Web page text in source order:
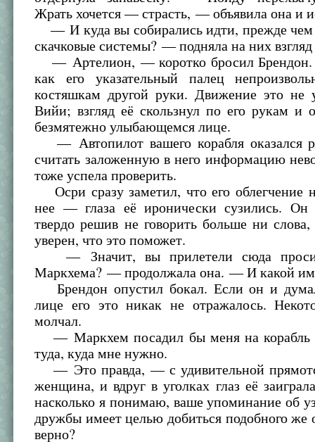
Жрать хочется — страсть, — объявила она и
— И куда вы собирались идти, прежде чем
скачковые системы? — подняла на них
— Артелион, — коротко бросил Брендон.
как его указательный палец
костяшкам другой руки. Движение это не
Вийи; взгляд её скользнул по его рукам и
безмятежно улыбающемся лице.
— Автопилот вашего корабля оказался
считать заложенную в него информацию
тоже успела проверить.
Осри сразу заметил, что его облегчение
нее — глаза её иронически сузились. Он
твердо решив не говорить больше ни
уверен, что это поможет.
— Значит, вы прилетели сюда
Маркхема? — продолжала она. — И какой
Брендон опустил бокал. Если он и
лице его это никак не отражалось.
молчал.
— Маркхем посадил бы меня на корабль
туда, куда мне нужно.
— Это правда, — с удивительной
женщина, и вдруг в уголках глаз её
насколько я понимаю, ваше упоминание об
дружбы имеет целью добиться подобного же
верно?